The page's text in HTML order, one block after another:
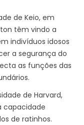
de Keio, em
têm vindo a
indivíduos idosos
a segurança do
as funções das
de Harvard,
capacidade
de ratinhos.